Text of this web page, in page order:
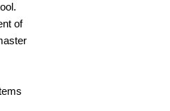
of